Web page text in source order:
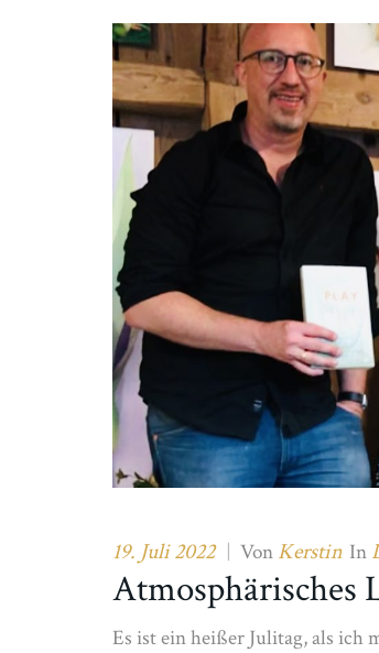
19. Juli 2022 | Von Kerstin In
Atmosphärisches
Es ist ein heißer Julitag, als